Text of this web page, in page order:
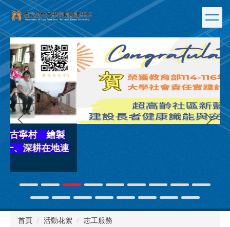
跳
到
主
要
內
容
區
首頁 活動花絮 志工服務